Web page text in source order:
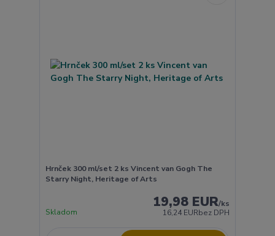
Hrnček 300 ml/set 2 ks Vincent van Gogh The
Starry Night, Heritage of Arts
19,98 EUR/ks
16,24 EURbez DPH
Skladom